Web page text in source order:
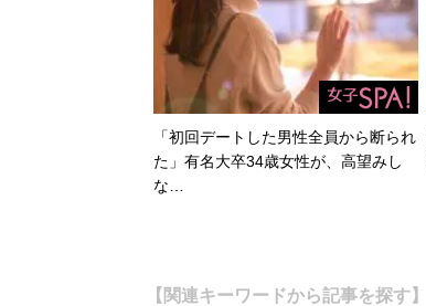
「初回デートした男性全員から断られ
た」有名大卒34歳女性が、高望みし
な…
【関連キーワードから記事を探す】